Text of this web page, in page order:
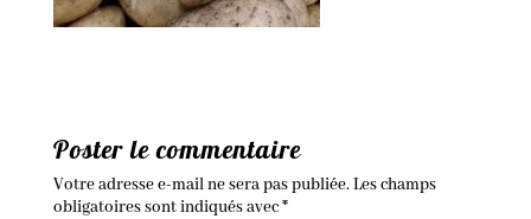
Poster le commentaire
Votre adresse e-mail ne sera pas publiée.Les champs
obligatoires sont indiqués avec*